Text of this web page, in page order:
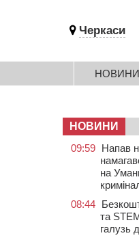
Черкаси
НОВИНИ
НОВИНИ
09:59 Напав
на
08:44
та
галузь